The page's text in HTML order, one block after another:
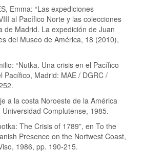
Emma: “Las expediciones
al Pacífico Norte y las colecciones
de Madrid. La expedición de Juan
del Museo de América, 18 (2010),
“Nutka. Una crisis en el Pacífico
Pacífico, Madrid: MAE / DGRC /
a la costa Noroeste de la América
Complutense, 1985.
The Crisis of 1789”, en To the
Presence on the Nortwest Coast,
1986, pp. 190-215.